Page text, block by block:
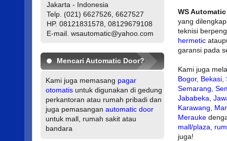
Jakarta - Indonesia
Telp. (021) 6627526, 6627527
HP. 08121831578, 08129679108
E-mail. wsautomatic@yahoo.com
Mencari Automatic Door?
Kami juga memasang pagar
otomatisuntuk digunakan di gedung
perkantoran atau rumah pribadi dan
juga pemasangan automatic door
untuk mall, rumah sakit atau
bandara
WS Automatic
yang
teknisi
hermetic
garansi pada
Kami juga
Bogor, Bekasi,
Semarang
Jababeka
Karawang
Merauke
mall/plaza
juga!